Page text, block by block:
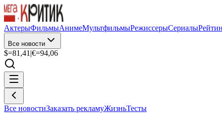
АктерыФильмыАнимеМультфильмыРежиссерыСериалы
Все новости
$=81,41 |€=94,06
Все новостиЗаказать рекламуЖизньТесты